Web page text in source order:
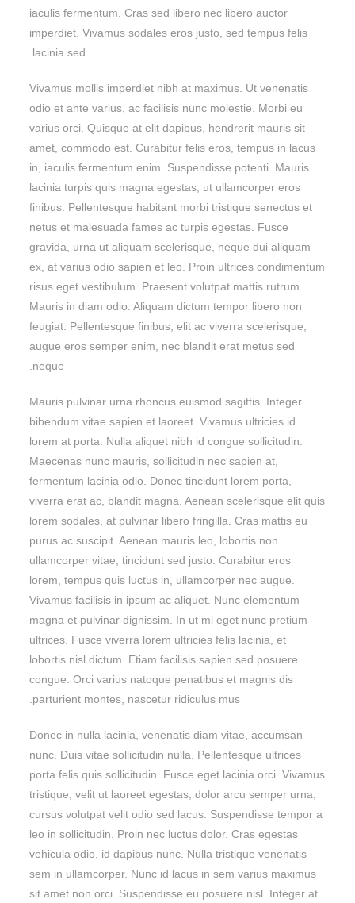
iaculis fermentum. Cras sed libero nec libero auctor
imperdiet. Vivamus sodales eros justo, sed tempus felis
lacinia sed.
Vivamus mollis imperdiet nibh at maximus. Ut venenatis
odio et ante varius, ac facilisis nunc molestie. Morbi eu
varius orci. Quisque at elit dapibus, hendrerit mauris sit
amet, commodo est. Curabitur felis eros, tempus in lacus
in, iaculis fermentum enim. Suspendisse potenti. Mauris
lacinia turpis quis magna egestas, ut ullamcorper eros
finibus. Pellentesque habitant morbi tristique senectus et
netus et malesuada fames ac turpis egestas. Fusce
gravida, urna ut aliquam scelerisque, neque dui aliquam
ex, at varius odio sapien et leo. Proin ultrices condimentum
risus eget vestibulum. Praesent volutpat mattis rutrum.
Mauris in diam odio. Aliquam dictum tempor libero non
feugiat. Pellentesque finibus, elit ac viverra scelerisque,
augue eros semper enim, nec blandit erat metus sed
neque.
Mauris pulvinar urna rhoncus euismod sagittis. Integer
bibendum vitae sapien et laoreet. Vivamus ultricies id
lorem at porta. Nulla aliquet nibh id congue sollicitudin.
Maecenas nunc mauris, sollicitudin nec sapien at,
fermentum lacinia odio. Donec tincidunt lorem porta,
viverra erat ac, blandit magna. Aenean scelerisque elit quis
lorem sodales, at pulvinar libero fringilla. Cras mattis eu
purus ac suscipit. Aenean mauris leo, lobortis non
ullamcorper vitae, tincidunt sed justo. Curabitur eros
lorem, tempus quis luctus in, ullamcorper nec augue.
Vivamus facilisis in ipsum ac aliquet. Nunc elementum
magna et pulvinar dignissim. In ut mi eget nunc pretium
ultrices. Fusce viverra lorem ultricies felis lacinia, et
lobortis nisl dictum. Etiam facilisis sapien sed posuere
congue. Orci varius natoque penatibus et magnis dis
parturient montes, nascetur ridiculus mus.
Donec in nulla lacinia, venenatis diam vitae, accumsan
nunc. Duis vitae sollicitudin nulla. Pellentesque ultrices
porta felis quis sollicitudin. Fusce eget lacinia orci. Vivamus
tristique, velit ut laoreet egestas, dolor arcu semper urna,
cursus volutpat velit odio sed lacus. Suspendisse tempor a
leo in sollicitudin. Proin nec luctus dolor. Cras egestas
vehicula odio, id dapibus nunc. Nulla tristique venenatis
sem in ullamcorper. Nunc id lacus in sem varius maximus
sit amet non orci. Suspendisse eu posuere nisl. Integer at